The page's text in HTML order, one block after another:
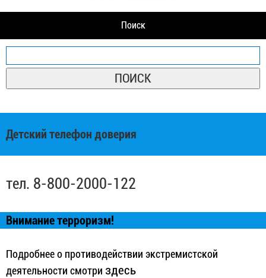
Поиск
Детский телефон доверия
тел. 8-800-2000-122
Внимание терроризм!
Подробнее о противодействии экстремистской
деятельности смотри здесь